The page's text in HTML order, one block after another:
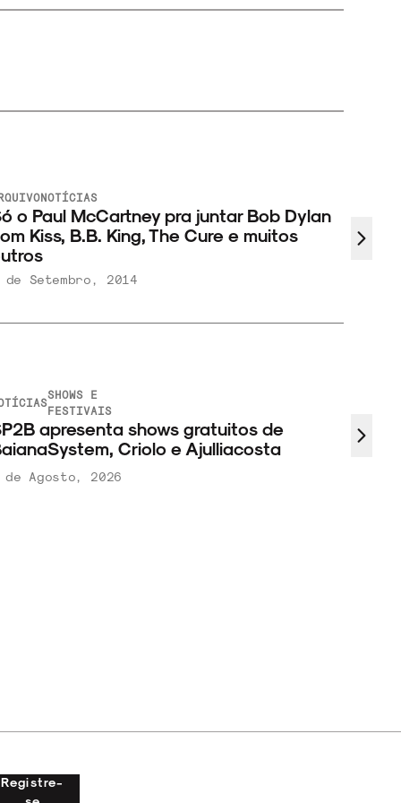
NOTÍCIAS
o Paul McCartney pra juntar Bob Dylan
Kiss, B.B. King, The Cure e muitos
de Setembro, 2014
Lista
SHOWS E
FESTIVAIS
apresenta shows gratuitos de
Criolo e Ajulliacosta
de Agosto, 2026
Registre-